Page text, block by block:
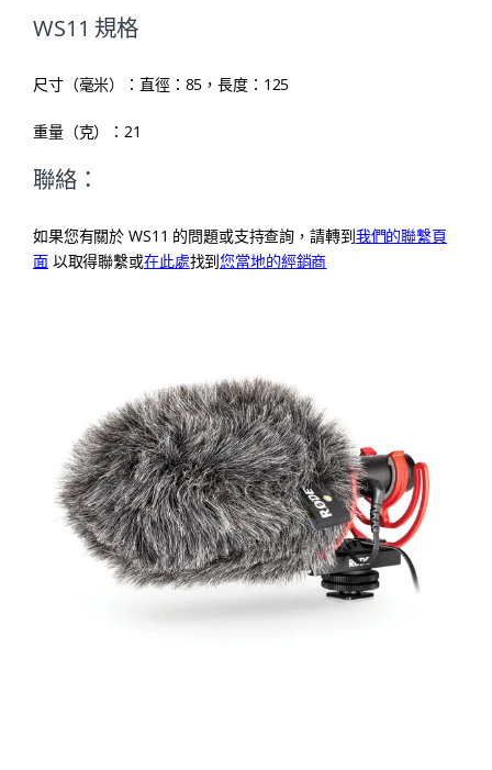
WS11 規格
尺寸（毫米）：直徑：85，長度：125
重量（克）：21
聯絡：
如果您有關於 WS11 的問題或支持查詢，請轉到我們的聯繫頁
面 以取得聯繫或在此處找到您當地的經銷商